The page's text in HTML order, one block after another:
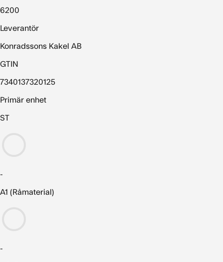
6200
Leverantör
Konradssons Kakel AB
GTIN
7340137320125
Primär enhet
ST
-
A1 (Råmaterial)
-